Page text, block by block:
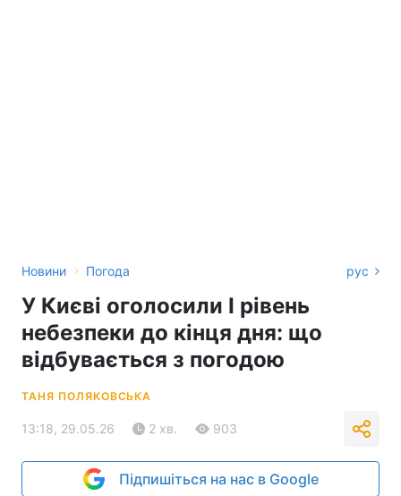
Новини › Погода рус
У Києві оголосили І рівень
небезпеки до кінця дня: що
відбувається з погодою
ТАНЯ ПОЛЯКОВСЬКА
13:18, 29.05.26 2 хв. 903
Підпишіться на нас в Google